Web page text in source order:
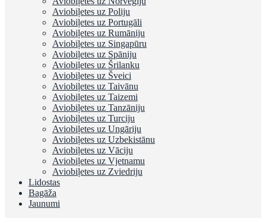
Aviobiļetes uz Poliju
Aviobiļetes uz Portugāli
Aviobiļetes uz Rumāniju
Aviobiļetes uz Singapūru
Aviobiļetes uz Spāniju
Aviobiļetes uz Šrilanku
Aviobiļetes uz Šveici
Aviobiļetes uz Taivānu
Aviobiļetes uz Taizemi
Aviobiļetes uz Tanzāniju
Aviobiļetes uz Turciju
Aviobiļetes uz Ungāriju
Aviobiļetes uz Uzbekistānu
Aviobiļetes uz Vāciju
Aviobiļetes uz Vjetnamu
Aviobiļetes uz Zviedriju
Lidostas
Bagāža
Jaunumi